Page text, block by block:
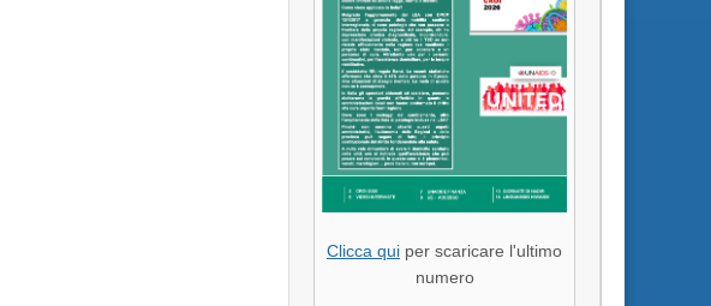
Clicca qui per scaricare l'ultimo
numero